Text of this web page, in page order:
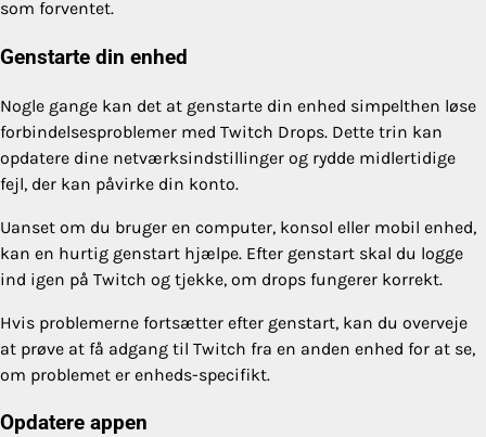
som forventet.
Genstarte din enhed
Nogle gange kan det at genstarte din enhed simpelthen løse
forbindelsesproblemer med Twitch Drops. Dette trin kan
opdatere dine netværksindstillinger og rydde midlertidige
fejl, der kan påvirke din konto.
Uanset om du bruger en computer, konsol eller mobil enhed,
kan en hurtig genstart hjælpe. Efter genstart skal du logge
ind igen på Twitch og tjekke, om drops fungerer korrekt.
Hvis problemerne fortsætter efter genstart, kan du overveje
at prøve at få adgang til Twitch fra en anden enhed for at se,
om problemet er enheds-specifikt.
Opdatere appen